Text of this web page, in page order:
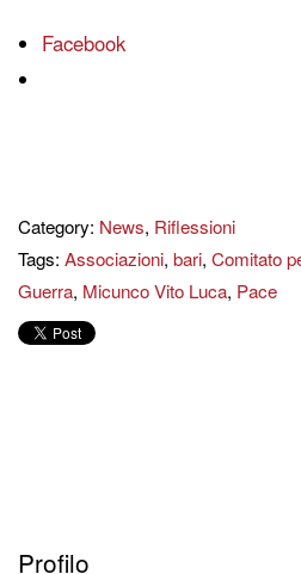
Facebook
Category: News, Riflessioni
Tags: Associazioni, bari, Comitato
Guerra, Micunco Vito Luca, Pace
Profilo